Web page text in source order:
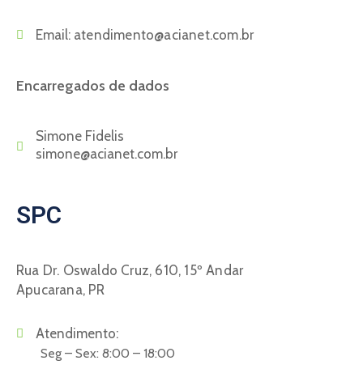
Email: atendimento@acianet.com.br
Encarregados de dados
Simone Fidelis
simone@acianet.com.br
SPC
Rua Dr. Oswaldo Cruz, 610, 15º Andar
Apucarana, PR
Atendimento:
Seg – Sex: 8:00 – 18:00